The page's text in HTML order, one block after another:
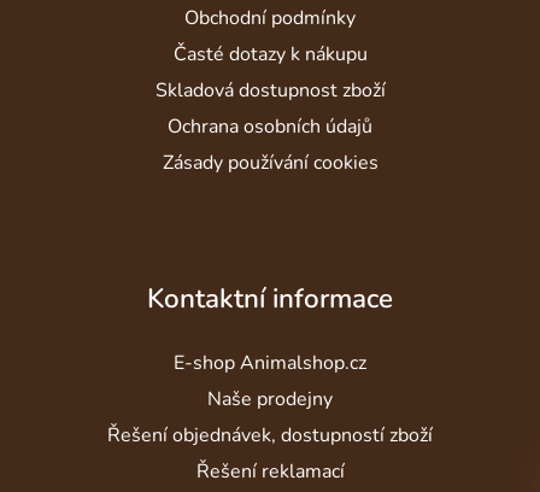
Obchodní podmínky
Časté dotazy k nákupu
Skladová dostupnost zboží
Ochrana osobních údajů
Zásady používání cookies
Kontaktní informace
E-shop Animalshop.cz
Naše prodejny
Řešení objednávek, dostupností zboží
Řešení reklamací